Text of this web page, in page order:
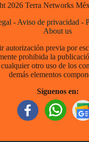
2026 Terra Networks
- Aviso de privacidad -
About us
autorización previa por
prohibida la
otro uso de los
demás elementos
Síguenos en: